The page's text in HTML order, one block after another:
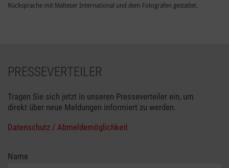
Rücksprache mit Malteser International und dem Fotografen gestattet.
PRESSEVERTEILER
Tragen Sie sich jetzt in unseren Presseverteiler ein, um
direkt über neue Meldungen informiert zu werden.
Datenschutz / Abmeldemöglichkeit
Name